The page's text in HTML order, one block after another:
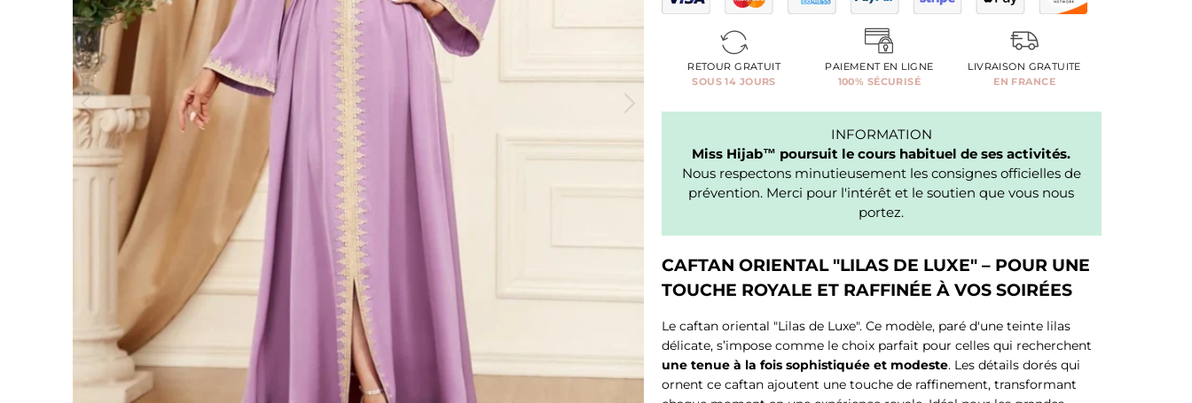
RETOUR GRATUIT
SOUS 14 JOURS
PAIEMENT EN LIGNE
100% SÉCURISÉ
LIVRAISON GRATUITE
EN FRANCE
INFORMATION
Miss Hijab™ poursuit le cours habituel de ses activités.
Nous respectons minutieusement les consignes officielles de
prévention. Merci pour l'intérêt et le soutien que vous nous
portez.
CAFTAN ORIENTAL "LILAS DE LUXE" – POUR UNE
TOUCHE ROYALE ET RAFFINÉE À VOS SOIRÉES
Le caftan oriental "Lilas de Luxe". Ce modèle, paré d'une teinte lilas
délicate, s’impose comme le choix parfait pour celles qui recherchent
une tenue à la fois sophistiquée et modeste. Les détails dorés qui
ornent ce caftan ajoutent une touche de raffinement, transformant